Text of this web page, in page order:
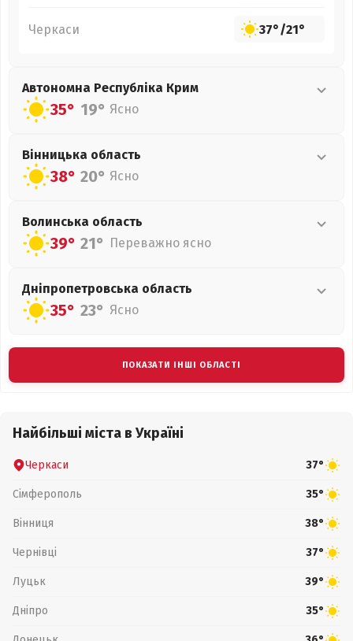
Черкаси 37°/21°
Автономна Республіка Крим
35° 19° Ясно
Вінницька область
38° 20° Ясно
Волинська область
39° 21° Переважно ясно
Дніпропетровська область
35° 23° Ясно
ПОКАЗАТИ ІНШІ ОБЛАСТІ
Найбільші міста в Україні
Черкаси 37°
Сімферополь 35°
Вінниця 38°
Чернівці 37°
Луцьк 39°
Дніпро 35°